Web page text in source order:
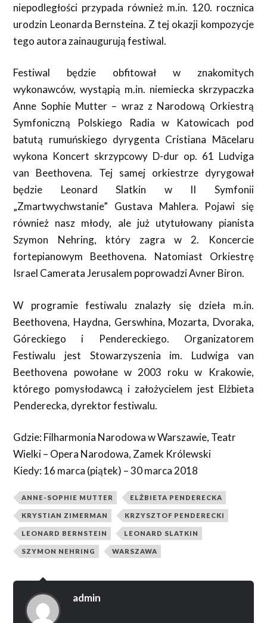
niepodległości przypada również m.in. 120. rocznica
urodzin Leonarda Bernsteina. Z tej okazji kompozycje
tego autora zainaugurują festiwal.
Festiwal będzie obfitował w znakomitych
wykonawców, wystąpią m.in. niemiecka skrzypaczka
Anne Sophie Mutter – wraz z Narodową Orkiestrą
Symfoniczną Polskiego Radia w Katowicach pod
batutą rumuńskiego dyrygenta Cristiana Măcelaru
wykona Koncert skrzypcowy D-dur op. 61 Ludviga
van Beethovena. Tej samej orkiestrze dyrygował
będzie Leonard Slatkin w II Symfonii
„Zmartwychwstanie” Gustava Mahlera. Pojawi się
również nasz młody, ale już utytułowany pianista
Szymon Nehring, który zagra w 2. Koncercie
fortepianowym Beethovena. Natomiast Orkiestrę
Israel Camerata Jerusalem poprowadzi Avner Biron.
W programie festiwalu znalazły się dzieła m.in.
Beethovena, Haydna, Gerswhina, Mozarta, Dvoraka,
Góreckiego i Pendereckiego. Organizatorem
Festiwalu jest Stowarzyszenia im. Ludwiga van
Beethovena powołane w 2003 roku w Krakowie,
którego pomysłodawcą i założycielem jest Elżbieta
Penderecka, dyrektor festiwalu.
Gdzie: Filharmonia Narodowa w Warszawie, Teatr
Wielki – Opera Narodowa, Zamek Królewski
Kiedy: 16 marca (piątek) – 30 marca 2018
ANNE-SOPHIE MUTTER ELŻBIETA PENDERECKA
KRYSTIAN ZIMERMAN KRZYSZTOF PENDERECKI
LEONARD BERNSTEIN LEONARD SLATKIN
SZYMON NEHRING WARSZAWA
admin